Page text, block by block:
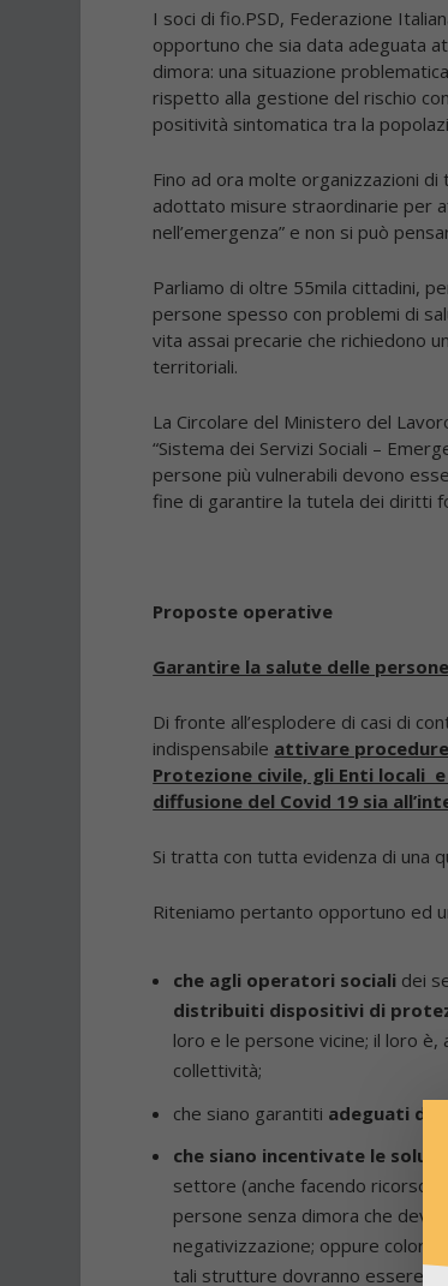
I soci di fio.PSD, Federazione
opportuno che sia data adeguata
dimora: una situazione
rispetto alla gestione del rischio
positività sintomatica tra la
Fino ad ora molte organizzazioni
adottato misure straordinarie per
nell’emergenza” e non si può
Parliamo di oltre 55mila cittadini,
persone spesso con problemi di
vita assai precarie che richiedono
territoriali.
La Circolare del Ministero del
“Sistema dei Servizi Sociali –
persone più vulnerabili devono
fine di garantire la tutela dei diritti
Proposte operative
Garantire la salute delle
Di fronte all’esplodere di casi di
indispensabile attivare
Protezione civile, gli Enti locali
diffusione del Covid 19 sia
Si tratta con tutta evidenza di una
Riteniamo pertanto opportuno ed
che agli operatori sociali dei
distribuiti dispositivi di
loro e le persone vicine; il loro
collettività;
che siano garantiti adeguati
che siano incentivate le
settore (anche facendo ricorso
persone senza dimora che
negativizzazione; oppure coloro
tali strutture dovranno essere